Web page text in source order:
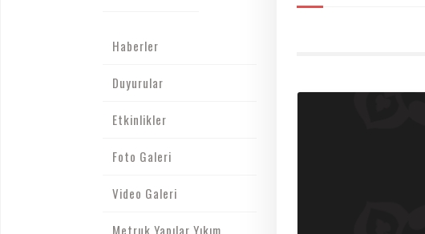
Haberler
Duyurular
Etkinlikler
Foto Galeri
Video Galeri
Metruk Yapılar Yıkım